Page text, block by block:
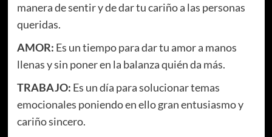
manera de sentir y de dar tu cariño a las personas
queridas.
AMOR: Es un tiempo para dar tu amor a manos
llenas y sin poner en la balanza quién da más.
TRABAJO: Es un día para solucionar temas
emocionales poniendo en ello gran entusiasmo y
cariño sincero.